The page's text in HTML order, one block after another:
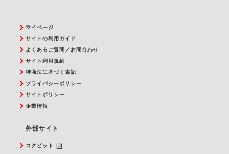
マイページ
サイトの利用ガイド
よくあるご質問／お問合わせ
サイト利用規約
特商法に基づく表記
プライバシーポリシー
サイトポリシー
企業情報
外部サイト
コクピット
launch